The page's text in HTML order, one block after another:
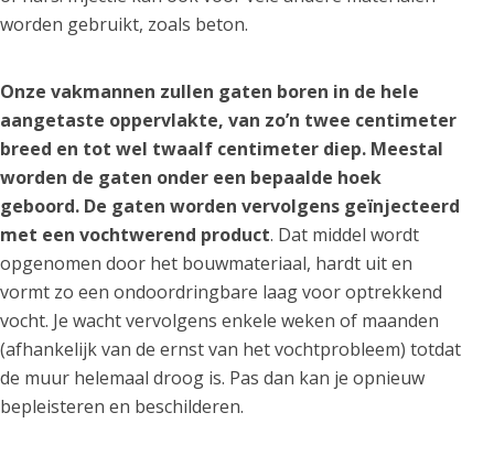
worden gebruikt, zoals beton.
Onze vakmannen zullen gaten boren in de hele
aangetaste oppervlakte, van zo’n twee centimeter
breed en tot wel twaalf centimeter diep. Meestal
worden de gaten onder een bepaalde hoek
geboord. De gaten worden vervolgens geïnjecteerd
met een vochtwerend product. Dat middel wordt
opgenomen door het bouwmateriaal, hardt uit en
vormt zo een ondoordringbare laag voor optrekkend
vocht. Je wacht vervolgens enkele weken of maanden
(afhankelijk van de ernst van het vochtprobleem) totdat
de muur helemaal droog is. Pas dan kan je opnieuw
bepleisteren en beschilderen.